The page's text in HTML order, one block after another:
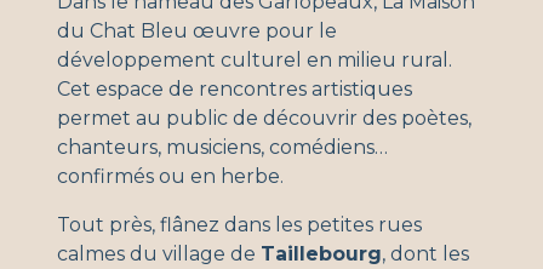
du Chat Bleu œuvre pour le
développement culturel en milieu rural.
Cet espace de rencontres artistiques
permet au public de découvrir des poètes,
chanteurs, musiciens, comédiens…
confirmés ou en herbe.
Tout près, flânez dans les petites rues
calmes du village de Taillebourg, dont les